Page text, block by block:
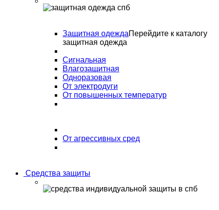
Защитная одеждаПерейдите к каталогу
защитная одежда
Сигнальная
Влагозащитная
Одноразовая
От электродуги
От повышенных температур
От агрессивных сред
Средства защиты